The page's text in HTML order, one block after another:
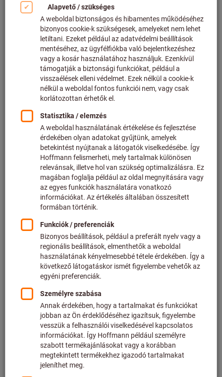
Kattintson a kép nagyításához
Ár / 1 Darab
plusz az aktuális ÁFA. Árak plusz szállítási költségek
Egyedi árak az üzleti ügyfelek számára abejelentkezés
A kosárba
Várható szállítási idő: 1-2 hét